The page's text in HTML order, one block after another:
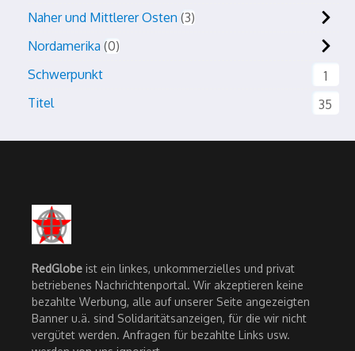
Naher und Mittlerer Osten 3
Nordamerika 0
Schwerpunkt
1
Titel
35
RedGlobe ist ein linkes, unkommerzielles und privat
betriebenes Nachrichtenportal. Wir akzeptieren keine
bezahlte Werbung, alle auf unserer Seite angezeigten
Banner u.ä. sind Solidaritätsanzeigen, für die wir nicht
vergütet werden. Anfragen für bezahlte Links usw.